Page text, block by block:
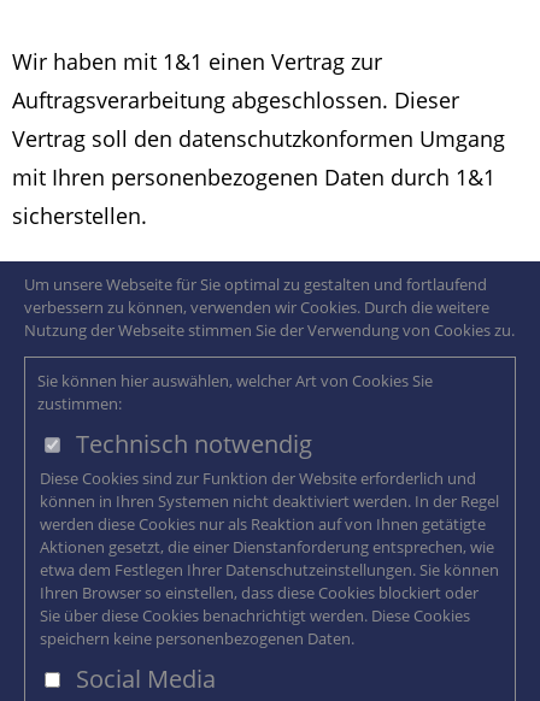
Wir haben mit 1&1 einen Vertrag zur
Auftragsverarbeitung abgeschlossen. Dieser
Vertrag soll den datenschutzkonformen Umgang
mit Ihren personenbezogenen Daten durch 1&1
sicherstellen.
Um unsere Webseite für Sie optimal zu gestalten und fortlaufend
verbessern zu können, verwenden wir Cookies. Durch die weitere
Nutzung der Webseite stimmen Sie der Verwendung von Cookies zu.
Sie können hier auswählen, welcher Art von Cookies Sie
zustimmen:
Technisch notwendig
Diese Cookies sind zur Funktion der Website erforderlich und
können in Ihren Systemen nicht deaktiviert werden. In der Regel
werden diese Cookies nur als Reaktion auf von Ihnen getätigte
Aktionen gesetzt, die einer Dienstanforderung entsprechen, wie
etwa dem Festlegen Ihrer Datenschutzeinstellungen. Sie können
Ihren Browser so einstellen, dass diese Cookies blockiert oder
Sie über diese Cookies benachrichtigt werden. Diese Cookies
speichern keine personenbezogenen Daten.
Social Media